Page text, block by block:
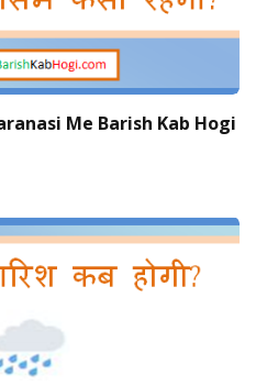
Varanasi Me Barish Kab Hogi